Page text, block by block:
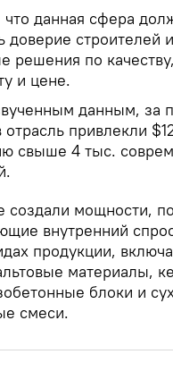
данная сфера
доверие строителей
решения по
и цене.
данным, за
отрасль привлекли
свыше 4 тыс.
создали мощности,
внутренний
продукции,
материалы,
блоки и
смеси.